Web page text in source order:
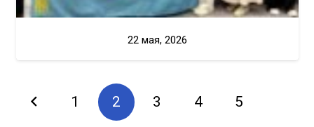
22 мая, 2026
1 2 3 4 5